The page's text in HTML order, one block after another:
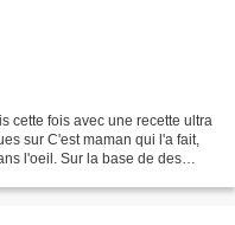
cette fois avec une recette ultra
sur C'est maman qui l'a fait,
l'oeil. Sur la base de des